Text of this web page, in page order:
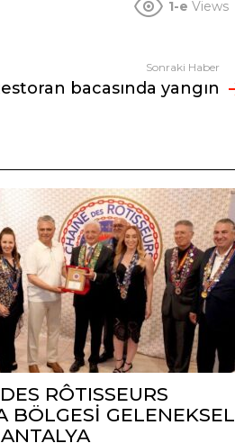
1-e Views
Sonraki Haber
bacasında yangın
RÔTISSEURS
BÖLGESİ GELENEKSEL